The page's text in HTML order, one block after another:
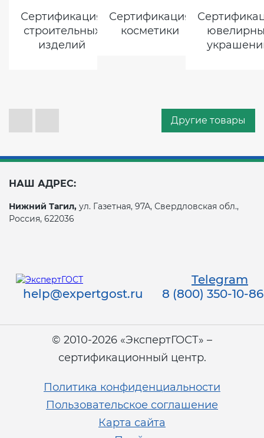
Другие товары
Сертификация
строительных
изделий
Сертификация
косметики
НАШ АДРЕС:
Нижний Тагил, ул. Газетная, 97А, Свердловская обл.,
Россия, 622036
Telegram
help@expertgost.ru
8 (800) 350-10-86
© 2010-2026 «ЭкспертГОСТ» –
сертификационный центр.
Политика конфиденциальности
Пользовательское соглашение
Карта сайта